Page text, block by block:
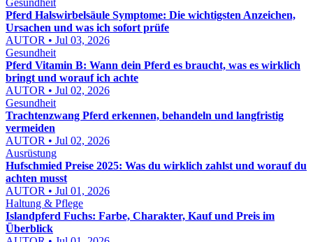
Gesundheit
Pferd Halswirbelsäule Symptome: Die wichtigsten Anzeichen,
Ursachen und was ich sofort prüfe
AUTOR • Jul 03, 2026
Gesundheit
Pferd Vitamin B: Wann dein Pferd es braucht, was es wirklich
bringt und worauf ich achte
AUTOR • Jul 02, 2026
Gesundheit
Trachtenzwang Pferd erkennen, behandeln und langfristig
vermeiden
AUTOR • Jul 02, 2026
Ausrüstung
Hufschmied Preise 2025: Was du wirklich zahlst und worauf du
achten musst
AUTOR • Jul 01, 2026
Haltung & Pflege
Islandpferd Fuchs: Farbe, Charakter, Kauf und Preis im
Überblick